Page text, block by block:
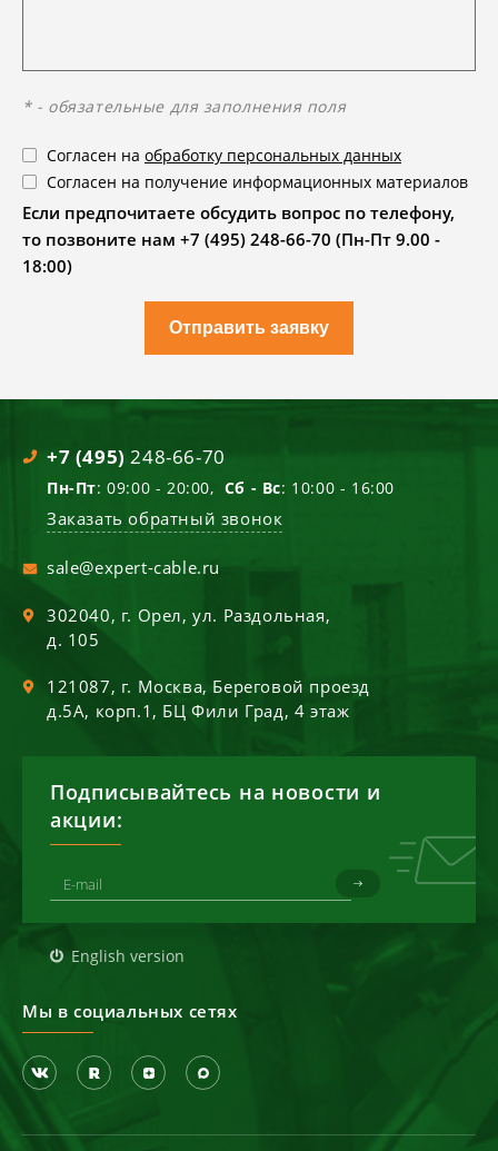
* - обязательные для заполнения поля
Согласен на обработку персональных данных
Согласен на получение информационных материалов
Если предпочитаете обсудить вопрос по телефону,
то позвоните нам +7 (495) 248-66-70 (Пн-Пт 9.00 -
18:00)
Отправить заявку
+7 (495) 248-66-70
Пн-Пт: 09:00 - 20:00, Сб - Вс: 10:00 - 16:00
Заказать обратный звонок
sale@expert-cable.ru
302040, г. Орел,ул. Раздольная,
д. 105
121087, г. Москва, Береговой проезд
д.5А, корп.1, БЦ Фили Град, 4 этаж
Подписывайтесь на новости и
акции:
English version
Мы в социальных сетях